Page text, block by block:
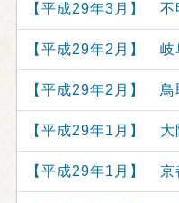
【平成29年3月】
【平成29年2月】
【平成29年2月】
【平成29年1月】
【平成29年1月】